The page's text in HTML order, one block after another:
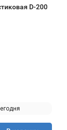
D-200